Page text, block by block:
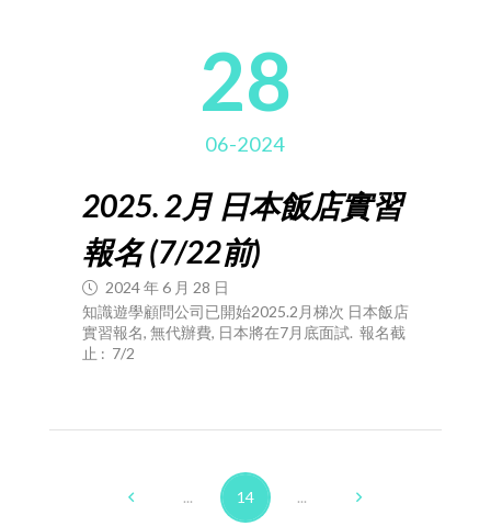
28
06-2024
2025. 2月 日本飯店實習
報名 (7/22前)
2024 年 6 月 28 日
知識遊學顧問公司已開始2025.2月梯次 日本飯店
實習報名, 無代辦費, 日本將在7月底面試. 報名截
止 : 7/2
Prev ... 14 ... Next